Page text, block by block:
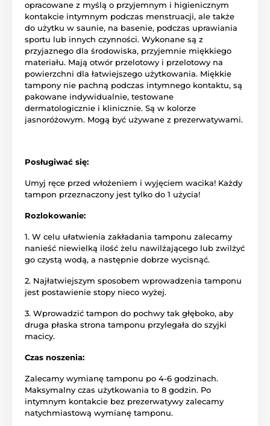
opracowane z myślą o przyjemnym i higienicznym
kontakcie intymnym podczas menstruacji, ale także
do użytku w saunie, na basenie, podczas uprawiania
sportu lub innych czynności. Wykonane są z
przyjaznego dla środowiska, przyjemnie miękkiego
materiału. Mają otwór przelotowy i przelotowy na
powierzchni dla łatwiejszego użytkowania. Miękkie
tampony nie pachną podczas intymnego kontaktu, są
pakowane indywidualnie, testowane
dermatologicznie i klinicznie. Są w kolorze
jasnoróżowym. Mogą być używane z prezerwatywami.
Posługiwać się:
Umyj ręce przed włożeniem i wyjęciem wacika! Każdy
tampon przeznaczony jest tylko do 1 użycia!
Rozlokowanie:
1. W celu ułatwienia zakładania tamponu zalecamy
nanieść niewielką ilość żelu nawilżającego lub zwilżyć
go czystą wodą, a następnie dobrze wycisnąć.
2. Najłatwiejszym sposobem wprowadzenia tamponu
jest postawienie stopy nieco wyżej.
3. Wprowadzić tampon do pochwy tak głęboko, aby
druga płaska strona tamponu przylegała do szyjki
macicy.
Czas noszenia:
Zalecamy wymianę tamponu po 4-6 godzinach.
Maksymalny czas użytkowania to 8 godzin. Po
intymnym kontakcie bez prezerwatywy zalecamy
natychmiastową wymianę tamponu.